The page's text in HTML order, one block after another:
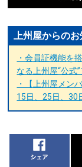
上州屋からの
・会員証機能を
なる上州屋“公式
・【上州屋メン
15日、25日、30